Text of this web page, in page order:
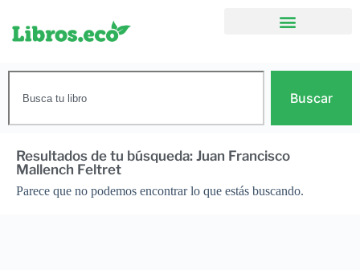
Buscar
Resultados de tu búsqueda: Juan Francisco
Mallench Feltret
Parece que no podemos encontrar lo que estás buscando.